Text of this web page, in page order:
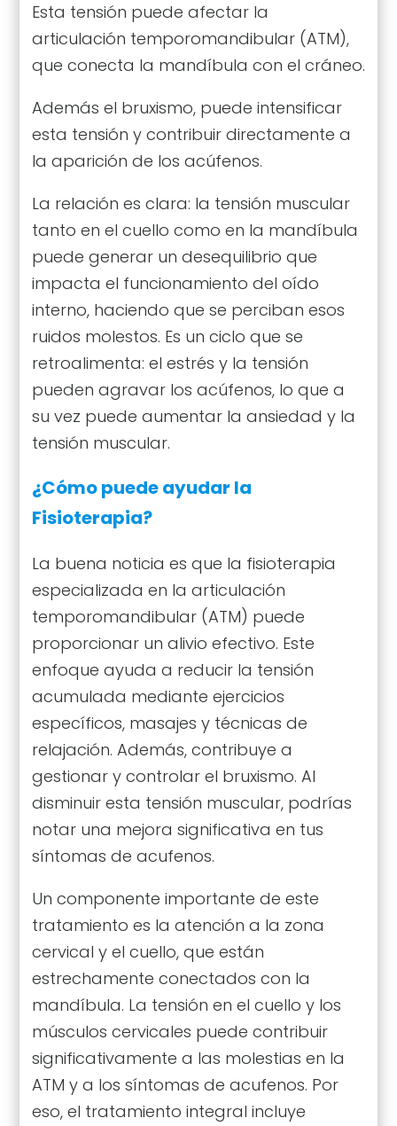
Esta tensión puede afectar la
articulación temporomandibular (ATM),
que conecta la mandíbula con el cráneo.
Además el bruxismo, puede intensificar
esta tensión y contribuir directamente a
la aparición de los acúfenos.
La relación es clara: la tensión muscular
tanto en el cuello como en la mandíbula
puede generar un desequilibrio que
impacta el funcionamiento del oído
interno, haciendo que se perciban esos
ruidos molestos. Es un ciclo que se
retroalimenta: el estrés y la tensión
pueden agravar los acúfenos, lo que a
su vez puede aumentar la ansiedad y la
tensión muscular.
¿Cómo puede ayudar la
Fisioterapia?
La buena noticia es que la fisioterapia
especializada en la articulación
temporomandibular (ATM) puede
proporcionar un alivio efectivo. Este
enfoque ayuda a reducir la tensión
acumulada mediante ejercicios
específicos, masajes y técnicas de
relajación. Además, contribuye a
gestionar y controlar el bruxismo. Al
disminuir esta tensión muscular, podrías
notar una mejora significativa en tus
síntomas de acufenos.
Un componente importante de este
tratamiento es la atención a la zona
cervical y el cuello, que están
estrechamente conectados con la
mandíbula. La tensión en el cuello y los
músculos cervicales puede contribuir
significativamente a las molestias en la
ATM y a los síntomas de acufenos. Por
eso, el tratamiento integral incluye